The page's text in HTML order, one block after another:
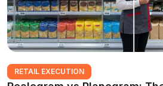
RETAIL EXECUTION